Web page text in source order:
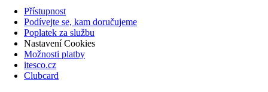
Přístupnost
Podívejte se, kam doručujeme
Poplatek za službu
Nastavení Cookies
Možnosti platby
itesco.cz
Clubcard